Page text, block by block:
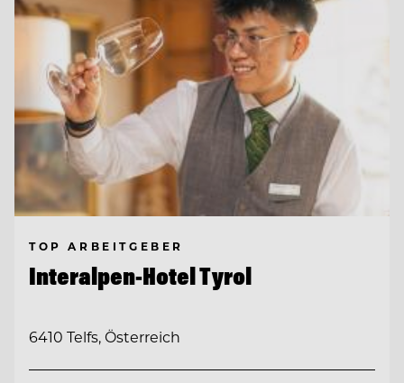
TOP ARBEITGEBER
Interalpen-Hotel Tyrol
6410 Telfs, Österreich